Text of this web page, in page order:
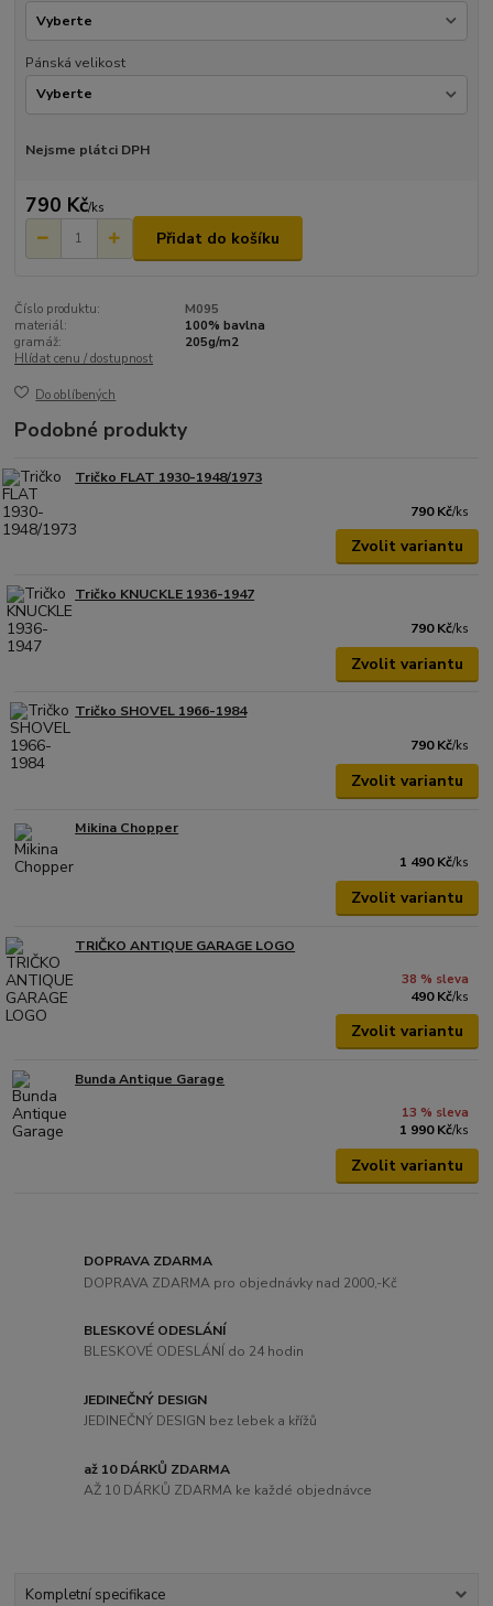
Pánská velikost
Nejsme plátci DPH
790 Kč/ks
Přidat do košíku
Číslo produktu:
M095
materiál:
100% bavlna
gramáž:
205g/m2
Hlídat cenu / dostupnost
Do oblíbených
Podobné produkty
Tričko FLAT 1930-1948/1973
790 Kč/ks
Zvolit variantu
Tričko KNUCKLE 1936-1947
790 Kč/ks
Zvolit variantu
Tričko SHOVEL 1966-1984
790 Kč/ks
Zvolit variantu
Mikina Chopper
1 490 Kč/ks
Zvolit variantu
TRIČKO ANTIQUE GARAGE LOGO
38 % sleva
490 Kč/ks
Zvolit variantu
Bunda Antique Garage
13 % sleva
1 990 Kč/ks
Zvolit variantu
DOPRAVA ZDARMA
DOPRAVA ZDARMA pro objednávky nad 2000,-Kč
BLESKOVÉ ODESLÁNÍ
BLESKOVÉ ODESLÁNÍ do 24 hodin
JEDINEČNÝ DESIGN
JEDINEČNÝ DESIGN bez lebek a křížů
až 10 DÁRKŮ ZDARMA
AŽ 10 DÁRKŮ ZDARMA ke každé objednávce
Kompletní specifikace